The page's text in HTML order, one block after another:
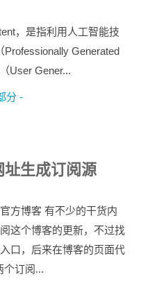
，是指利用人工智能技
Generated
User Gener...
分 -
生成订阅源
方博客 有不少的干货内
这个博客的更新，不过找
口，后来在博客的页面代
个订阅...